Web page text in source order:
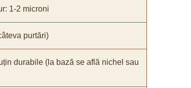
1-2 microni
purtări)
durabile (la bază se află nichel sau